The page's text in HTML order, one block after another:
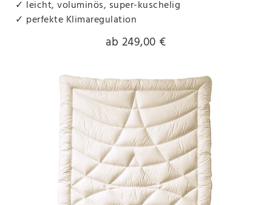
✓ leicht, voluminös, super-kuschelig
✓ perfekte Klimaregulation
ab 249,00 €